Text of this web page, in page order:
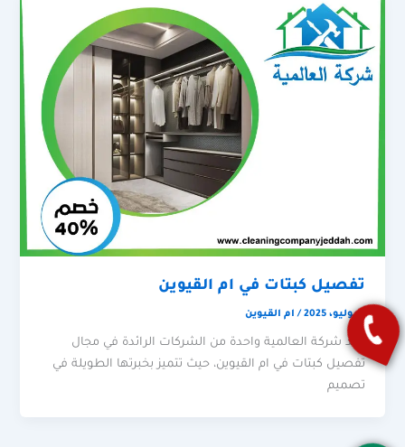
تفصيل كبتات في ام القيوين
/ ام القيوين
تعد شركة العالمية واحدة من الشركات الرائدة في مجال
تفصيل كبتات في ام القيوين، حيث تتميز بخبرتها الطويلة في
تصميم